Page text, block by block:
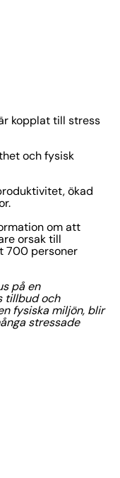
kopplat till stress
och fysisk
ökad
om att
orsak till
700 personer
på en
tillbud och
fysiska miljön, blir
stressade